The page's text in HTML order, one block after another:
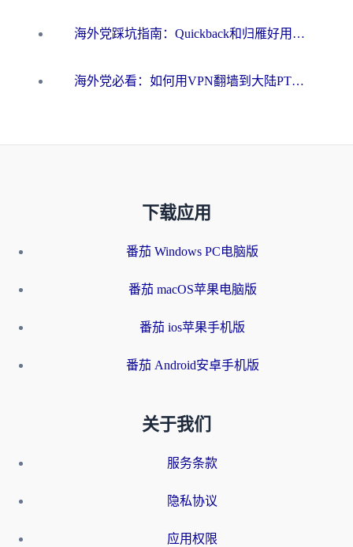
海外党踩坑指南：Quickback和归雁好用吗？选对加速器才能无缝刷国内资源
海外党必看：如何用VPN翻墙到大陆PTT？一篇解决你所有回国加速痛点
下载应用
番茄 Windows PC电脑版
番茄 macOS苹果电脑版
番茄 ios苹果手机版
番茄 Android安卓手机版
关于我们
服务条款
隐私协议
应用权限